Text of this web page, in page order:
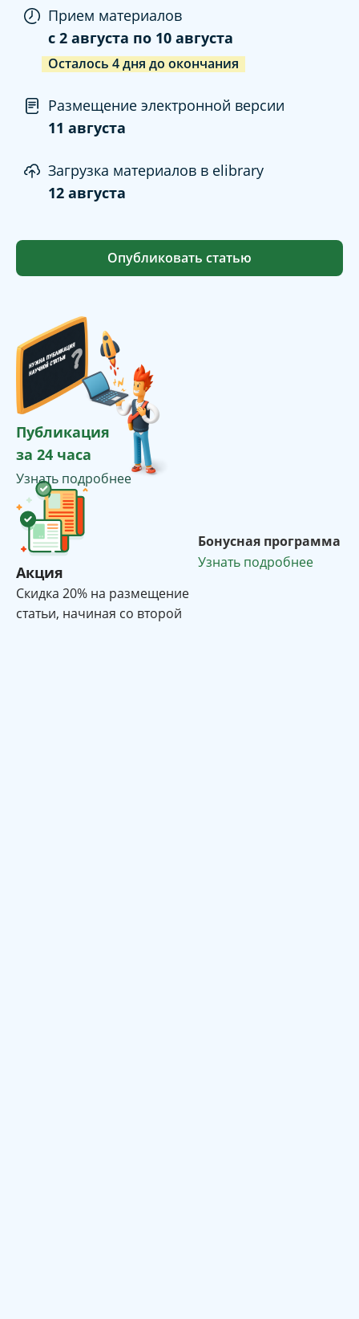
Прием материалов
c 2 августа по 10 августа
Осталось 4дня до окончания
Размещение электронной версии
11 августа
Загрузка материалов в elibrary
12 августа
Опубликовать статью
Публикация
за 24 часа
Узнать подробнее
Акция
Cкидка 20% на размещение
статьи, начиная со второй
Бонусная программа
Узнать подробнее